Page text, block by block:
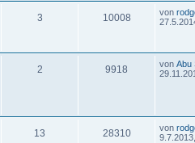
3 10008 von
2 9918 von Abu
13 28310 von